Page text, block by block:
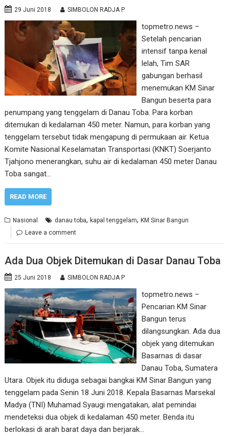
29 Juni 2018 SIMBOLON RADJA P
topmetro.news –
Setelah pencarian
intensif tanpa kenal
lelah, Tim SAR
gabungan berhasil
menemukan KM Sinar
Bangun beserta para
penumpang yang tenggelam di Danau Toba. Para korban
ditemukan di kedalaman 450 meter. Namun, para korban yang
tenggelam tersebut tidak mengapung di permukaan air. Ketua
Komite Nasional Keselamatan Transportasi (KNKT) Soerjanto
Tjahjono menerangkan, suhu air di kedalaman 450 meter Danau
Toba sangat…
READ MORE
Nasional danau toba,kapal tenggelam,KM Sinar Bangun
Leave a comment
Ada Dua Objek Ditemukan di Dasar Danau Toba
25 Juni 2018 SIMBOLON RADJA P
topmetro.news –
Pencarian KM Sinar
Bangun terus
dilangsungkan. Ada dua
objek yang ditemukan
Basarnas di dasar
Danau Toba, Sumatera
Utara. Objek itu diduga sebagai bangkai KM Sinar Bangun yang
tenggelam pada Senin 18 Juni 2018. Kepala Basarnas Marsekal
Madya (TNI) Muhamad Syaugi mengatakan, alat pemindai
mendeteksi dua objek di kedalaman 450 meter. Benda itu
berlokasi di arah barat daya dan berjarak…